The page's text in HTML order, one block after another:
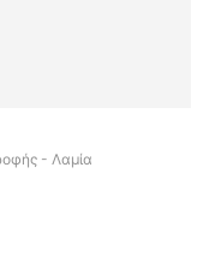
- Λαμία